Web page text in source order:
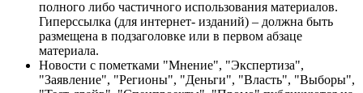
полного либо частичного использования материалов.
Гиперссылка (для интернет- изданий) – должна быть
размещена в подзаголовке или в первом абзаце
материала.
Новости с пометками "Мнение", "Экспертиза",
"Заявление", "Регионы", "Деньги", "Власть", "Выборы",